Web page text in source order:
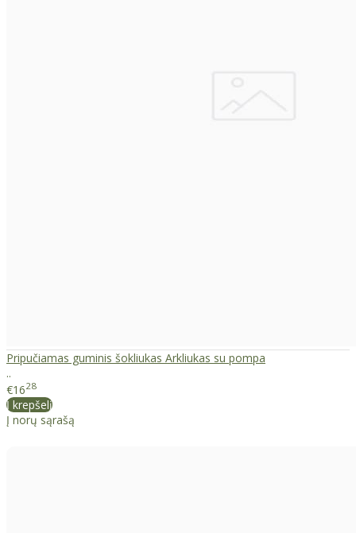
Pripučiamas guminis šokliukas Arkliukas su pompa
..
€1628
Į krepšelį
Į norų sąrašą